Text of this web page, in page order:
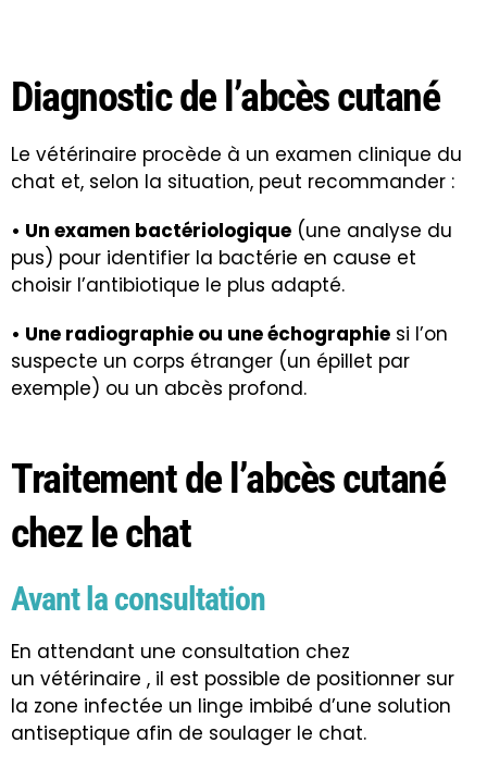
Diagnostic de l’abcès cutané
Le vétérinaire procède à un examen clinique du
chat et, selon la situation, peut recommander :
• Un examen bactériologique (une analyse du
pus) pour identifier la bactérie en cause et
choisir l’antibiotique le plus adapté.
• Une radiographie ou une échographie si l’on
suspecte un corps étranger (un épillet par
exemple) ou un abcès profond.
Traitement de l’abcès cutané
chez le chat
Avant la consultation
En attendant une consultation chez
un vétérinaire , il est possible de positionner sur
la zone infectée un linge imbibé d’une solution
antiseptique afin de soulager le chat.